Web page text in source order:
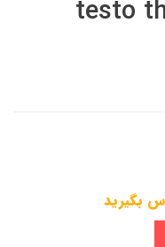
بگیرید